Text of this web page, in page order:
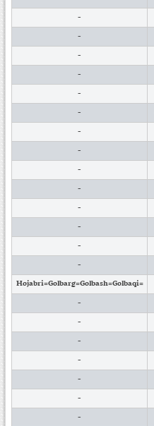
-
-
-
-
-
-
-
-
-
-
-
-
-
-
=Hojabri=Golbarg=Golbash=Golbaqi
-
-
-
-
-
-
-